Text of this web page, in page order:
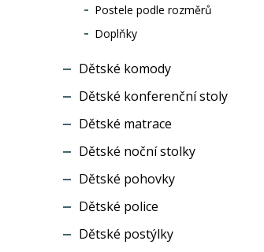
Postele podle rozměrů
Doplňky
Dětské komody
Dětské konferenční stoly
Dětské matrace
Dětské noční stolky
Dětské pohovky
Dětské police
Dětské postýlky